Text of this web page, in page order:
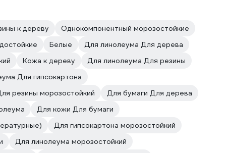
к дереву
Однокомпонентный морозостойкие
Белые
Для линолеума Для дерева
Кожа к дереву
Для линолеума Для резины
Для гипсокартона
резины морозостойкий
Для бумаги Для дерева
Для кожи Для бумаги
Для гипсокартона морозостойкий
Для линолеума морозостойкий